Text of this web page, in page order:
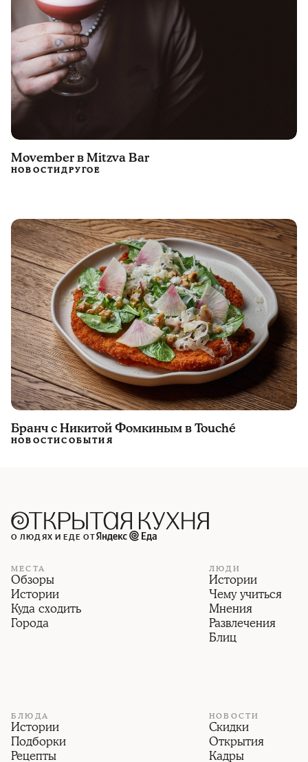
Movember в Mitzva Bar
НОВОСТИДРУГОЕ
Бранч с Никитой Фомкиным в Touché
НОВОСТИСОБЫТИЯ
О ЛЮДЯХ И ЕДЕ ОТ
МЕСТА
Обзоры
Истории
Куда сходить
Города
ЛЮДИ
Истории
Чему учиться
Мнения
Развлечения
Блиц
БЛЮДА
Истории
Подборки
Рецепты
НОВОСТИ
Скидки
Открытия
Кадры